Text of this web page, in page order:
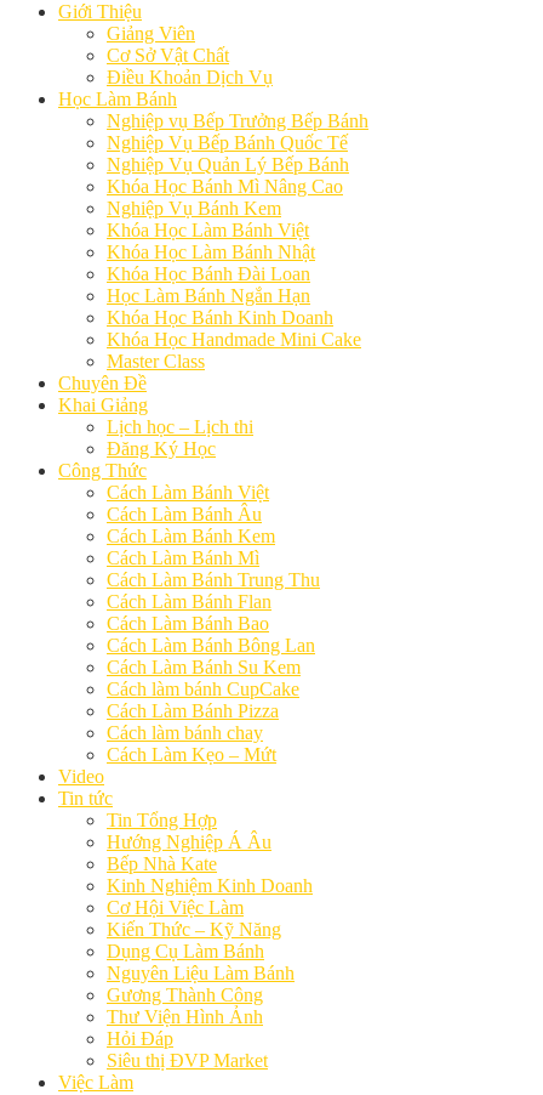
Giới Thiệu
Giảng Viên
Cơ Sở Vật Chất
Điều Khoản Dịch Vụ
Học Làm Bánh
Nghiệp vụ Bếp Trưởng Bếp Bánh
Nghiệp Vụ Bếp Bánh Quốc Tế
Nghiệp Vụ Quản Lý Bếp Bánh
Khóa Học Bánh Mì Nâng Cao
Nghiệp Vụ Bánh Kem
Khóa Học Làm Bánh Việt
Khóa Học Làm Bánh Nhật
Khóa Học Bánh Đài Loan
Học Làm Bánh Ngắn Hạn
Khóa Học Bánh Kinh Doanh
Khóa Học Handmade Mini Cake
Master Class
Chuyên Đề
Khai Giảng
Lịch học – Lịch thi
Đăng Ký Học
Công Thức
Cách Làm Bánh Việt
Cách Làm Bánh Âu
Cách Làm Bánh Kem
Cách Làm Bánh Mì
Cách Làm Bánh Trung Thu
Cách Làm Bánh Flan
Cách Làm Bánh Bao
Cách Làm Bánh Bông Lan
Cách Làm Bánh Su Kem
Cách làm bánh CupCake
Cách Làm Bánh Pizza
Cách làm bánh chay
Cách Làm Kẹo – Mứt
Video
Tin tức
Tin Tổng Hợp
Hướng Nghiệp Á Âu
Bếp Nhà Kate
Kinh Nghiệm Kinh Doanh
Cơ Hội Việc Làm
Kiến Thức – Kỹ Năng
Dụng Cụ Làm Bánh
Nguyên Liệu Làm Bánh
Gương Thành Công
Thư Viện Hình Ảnh
Hỏi Đáp
Siêu thị ĐVP Market
Việc Làm